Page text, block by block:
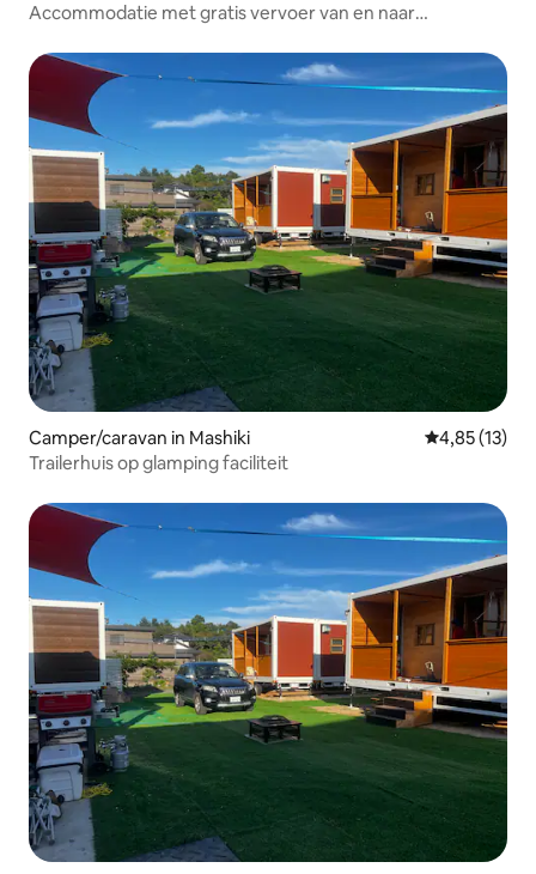
Accommodatie met gratis vervoer van en naar
Camper/caravan in Mashiki Gemiddelde
4,85 (13)
Trailerhuis op glamping faciliteit